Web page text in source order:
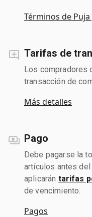
Términos de Puja
Tarifas de
Los compradores
transacción de
Más detalles
Pago
Debe pagarse la
artículos antes del
aplicarán tarifas
de vencimiento.
Pagos